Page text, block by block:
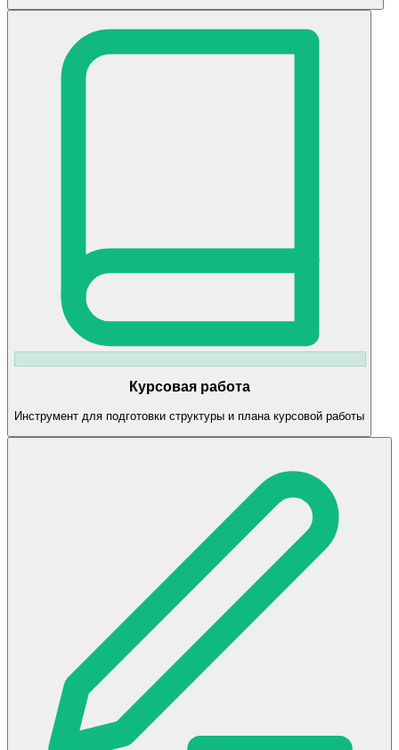
Курсовая работа
Инструмент для подготовки структуры и плана курсовой работы